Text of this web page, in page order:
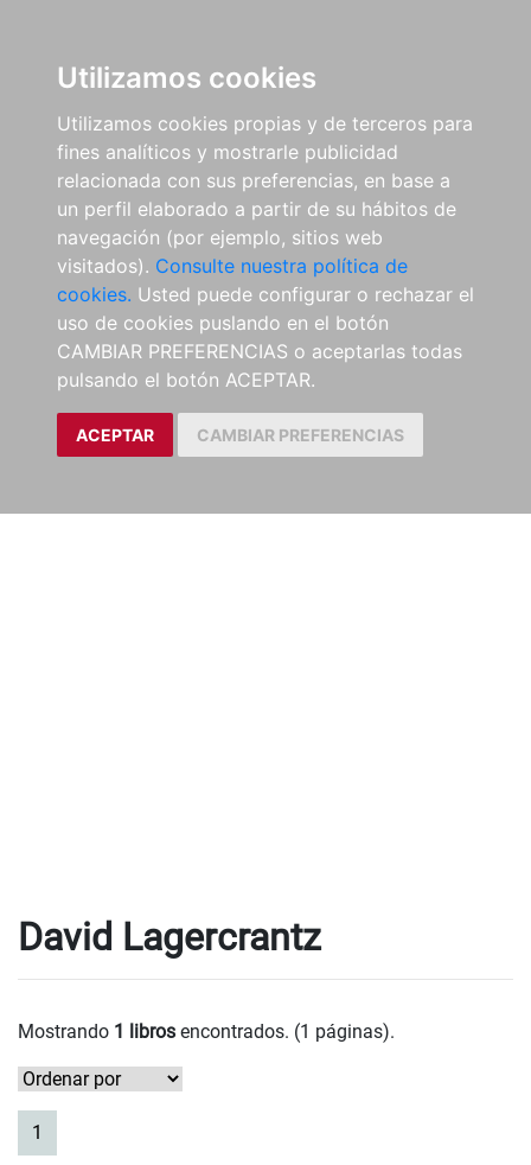
Utilizamos cookies
Utilizamos cookies propias y de terceros para
fines analíticos y mostrarle publicidad
relacionada con sus preferencias, en base a
un perfil elaborado a partir de su hábitos de
navegación (por ejemplo, sitios web
visitados). Consulte nuestra política de
cookies. Usted puede configurar o rechazar el
uso de cookies puslando en el botón
CAMBIAR PREFERENCIAS o aceptarlas todas
pulsando el botón ACEPTAR.
ACEPTAR CAMBIAR PREFERENCIAS
David Lagercrantz
Mostrando 1 libros encontrados. (1 páginas).
1